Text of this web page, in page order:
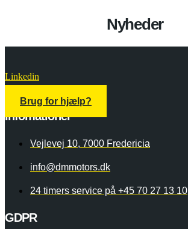
Nyheder
Linkedin
Brug for hjælp?
Infomationer
Vejlevej 10, 7000 Fredericia
info@dmmotors.dk
24 timers service på +45 70 27 13 10
GDPR